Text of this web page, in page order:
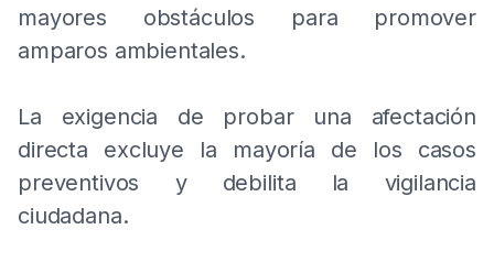
mayores obstáculos para promover
amparos ambientales.
La exigencia de probar una afectación
directa excluye la mayoría de los casos
preventivos y debilita la vigilancia
ciudadana.